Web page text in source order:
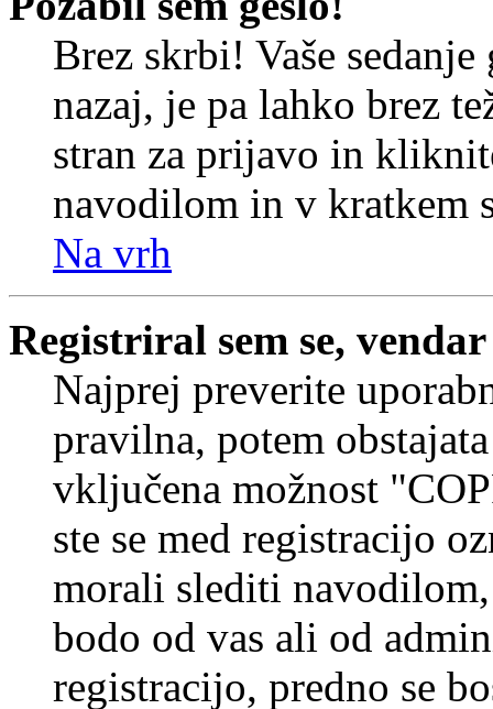
Brez skrbi! Vaše
nazaj, je pa lahko brez
stran za prijavo in
navodilom in v kratkem
Na vrh
Registriral sem se,
Najprej preverite
pravilna, potem
vključena možnost
ste se med registracijo
morali slediti
bodo od vas ali od
registracijo, predno se